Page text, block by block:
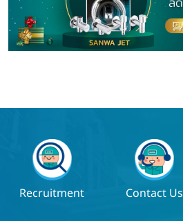
Recruitment Contact Us